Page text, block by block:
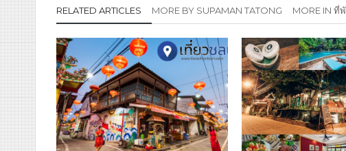
RELATED ARTICLES MORE BY SUPAMAN TATONG MORE IN ที่